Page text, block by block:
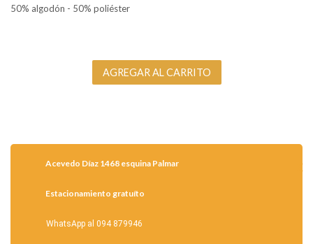
50% algodón - 50% poliéster
Acevedo Díaz 1468 esquina Palmar
Estacionamiento gratuíto
WhatsApp al 094 879946